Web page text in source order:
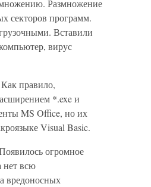
Размножение
секторов программ.
Вставили
вирус
правило,
*.exe и
MS Office, но их
Visual Basic.
огромное
нет всю
вредоносных